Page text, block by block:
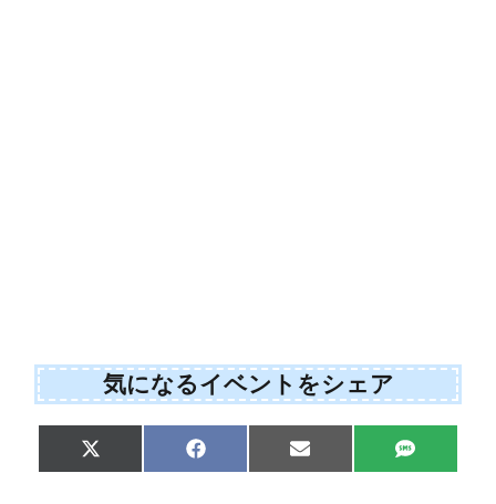
気になるイベントをシェア
Share
on
X
(
Share
on
F
a
Share
on
E
m
Share
on
S
M